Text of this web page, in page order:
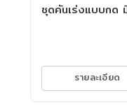
ชุดคันเร่งแบบกด
รายละเอียด